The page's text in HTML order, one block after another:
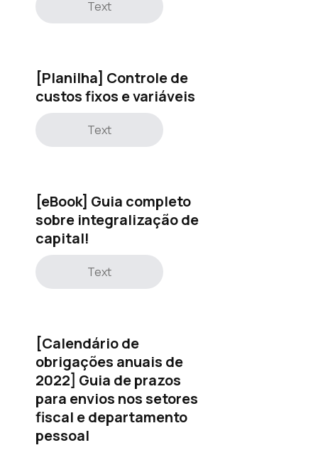
Text
[Planilha] Controle de
custos fixos e variáveis
Text
[eBook] Guia completo
sobre integralização de
capital!
Text
[Calendário de
obrigações anuais de
2022] Guia de prazos
para envios nos setores
fiscal e departamento
pessoal